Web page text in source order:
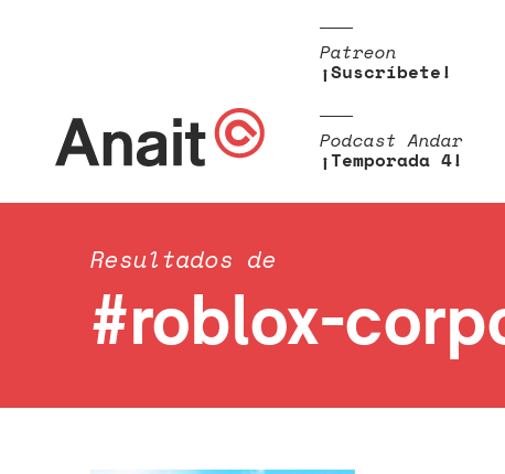
Patreon
¡Suscríbete!
Podcast Andar
¡Temporada 4!
Resultados de
#roblox-